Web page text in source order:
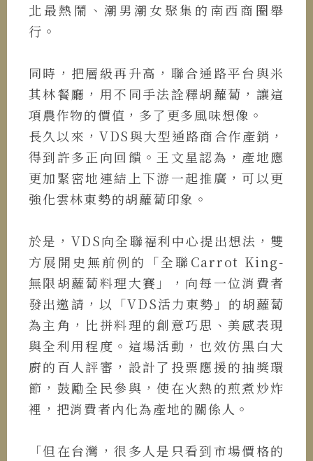
北最熱鬧、潮男潮女聚集的南西商圈舉
行。
同時，把層級再升高，聯合通路平台與米
其林餐廳，用不同手法詮釋胡蘿蔔，讓這
項農作物的價值，多了更多風味想像。
長久以來，VDS與大型通路商合作產銷，
得到許多正向回饋。王文星認為，產地應
更加緊密地連結上下游一起推廣，可以更
強化雲林東勢的胡蘿蔔印象。
於是，VDS向全聯福利中心提出想法，雙
方展開史無前例的「全聯Carrot King-
無限胡蘿蔔料理大賽」，向每一位消費者
發出邀請，以「VDS活力東勢」的胡蘿蔔
為主角，比拼料理的創意巧思、美感表現
與全利用程度。這場活動，也效仿黑白大
廚的百人評審，設計了投票應援的抽獎環
節，鼓勵全民參與，使在火熱的煎煮炒炸
裡，把消費者內化為產地的關係人。
「但在台灣，很多人是只看到市場價格的